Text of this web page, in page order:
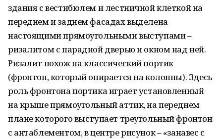
здания с вестибюлем и лестничной клеткой на
переднем и заднем фасадах выделена
настоящими прямоугольными выступами –
ризалитом с парадной дверью и окном над ней.
Ризалит похож на классический портик
(фронтон, который опирается на колонны). Здесь
роль фронтона портика играет установленный
на крыше прямоугольный аттик, на переднем
плане которого выступает треугольный фронтон
с антаблементом, в центре рисунок – «занавес с